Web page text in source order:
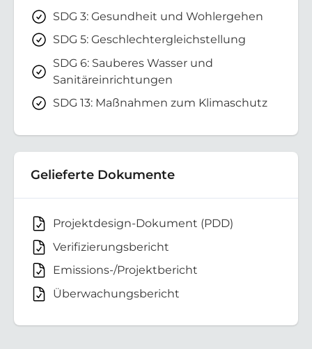
SDG 3: Gesundheit und Wohlergehen
SDG 5: Geschlechtergleichstellung
SDG 6: Sauberes Wasser und
Sanitäreinrichtungen
SDG 13: Maßnahmen zum Klimaschutz
Gelieferte Dokumente
Projektdesign-Dokument (PDD)
Verifizierungsbericht
Emissions-/Projektbericht
Überwachungsbericht